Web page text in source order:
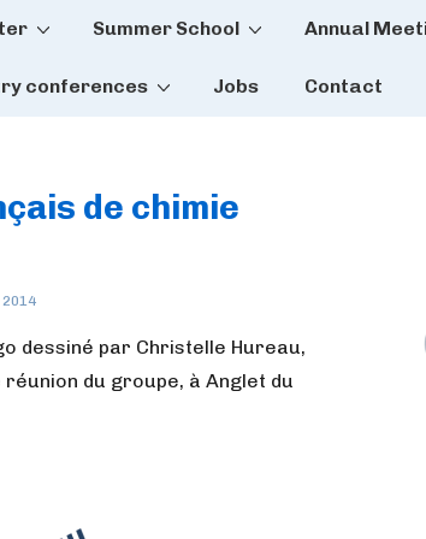
Summer School Annual
conferences Jobs Contact
de chimie
2014
dessiné par Christelle Hureau,
du groupe, à Anglet du